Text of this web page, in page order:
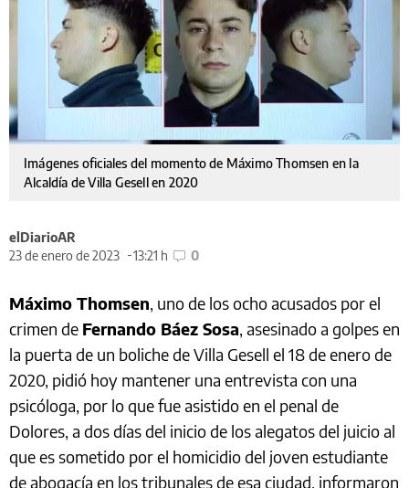
Imágenes oficiales del momento de Máximo Thomsen en la
Alcaldía de Villa Gesell en 2020
elDiarioAR
23 de enero de 2023
13:21 h 0
Máximo Thomsen, uno de los ocho acusados por el
crimen de Fernando Báez Sosa, asesinado a golpes en
la puerta de un boliche de Villa Gesell el 18 de enero de
2020, pidió hoy mantener una entrevista con una
psicóloga, por lo que fue asistido en el penal de
Dolores, a dos días del inicio de los alegatos del juicio al
que es sometido por el homicidio del joven estudiante
de abogacía en los tribunales de esa ciudad, informaron